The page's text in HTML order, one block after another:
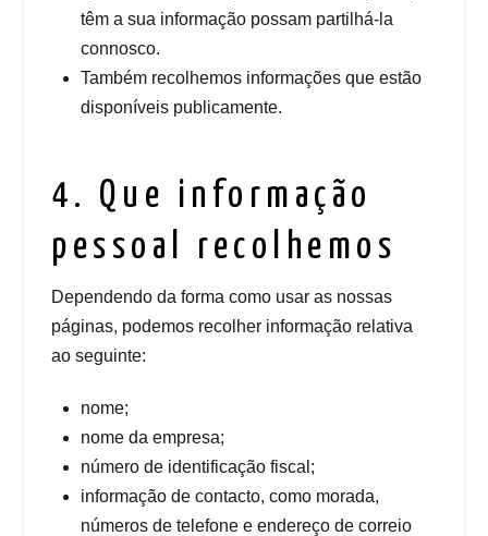
têm a sua informação possam partilhá-la
connosco.
Também recolhemos informações que estão
disponíveis publicamente.
4. Que informação
pessoal recolhemos
Dependendo da forma como usar as nossas
páginas, podemos recolher informação relativa
ao seguinte:
nome;
nome da empresa;
número de identificação fiscal;
informação de contacto, como morada,
números de telefone e endereço de correio